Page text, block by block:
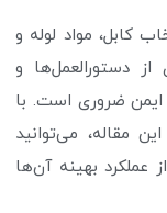
کابل، مواد لوله و
دستورالعمل‌ها و
ضروری است. با
مقاله، می‌توانید
عملکرد بهینه آن‌ها